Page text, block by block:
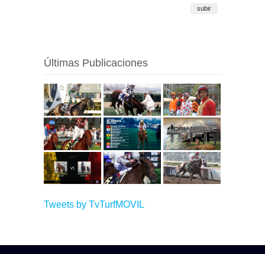
subir
Últimas Publicaciones
Tweets by TvTurfMOVIL